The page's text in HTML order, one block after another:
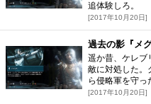
追体験しろ。
[2017年10月20日]
過去の影『メ
遥か昔、ケレブ
敵に対処した。
ら侵略軍を守っ
[2017年10月20日]